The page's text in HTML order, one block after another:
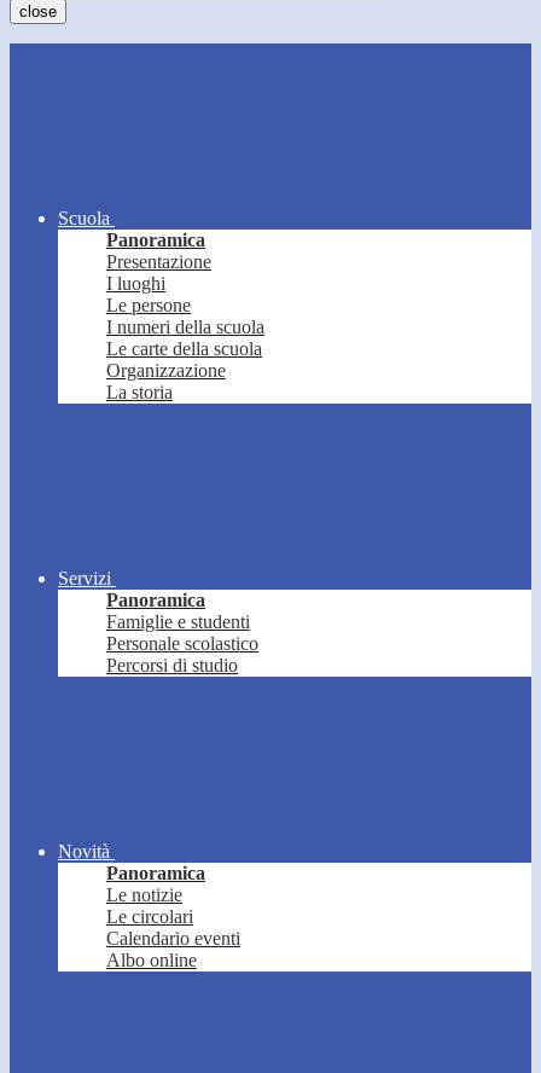
close
Scuola
Panoramica
Presentazione
I luoghi
Le persone
I numeri della scuola
Le carte della scuola
Organizzazione
La storia
Servizi
Panoramica
Famiglie e studenti
Personale scolastico
Percorsi di studio
Novità
Panoramica
Le notizie
Le circolari
Calendario eventi
Albo online